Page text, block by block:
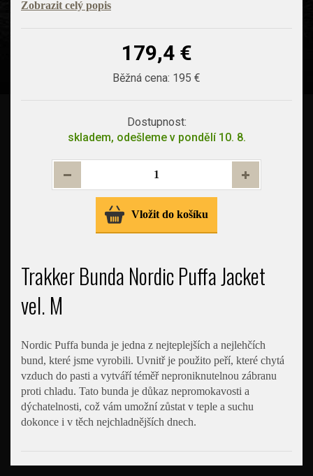
Zobrazit celý popis
179,4 €
Běžná cena: 195 €
Dostupnost:
skladem, odešleme v pondělí 10. 8.
Vložit do košíku
Trakker Bunda Nordic Puffa Jacket
vel. M
Nordic Puffa bunda je jedna z nejteplejších a nejlehčích
bund, které jsme vyrobili. Uvnitř je použito peří, které chytá
vzduch do pasti a vytváří téměř neproniknutelnou zábranu
proti chladu. Tato bunda je důkaz nepromokavosti a
dýchatelnosti, což vám umožní zůstat v teple a suchu
dokonce i v těch nejchladnějších dnech.